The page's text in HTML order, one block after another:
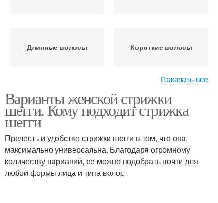
Длинные волосы Короткие волосы
Шегги без укладки
волосы
Шегги на короткие
волосы
Шегги для тонких волос
Показать все
Варианты женской стрижки
шегги. Кому подходит стрижка
шегги
Прелесть и удобство стрижки шегги в том, что она
максимально универсальна. Благодаря огромному
количеству вариаций, ее можно подобрать почти для
любой формы лица и типа волос .